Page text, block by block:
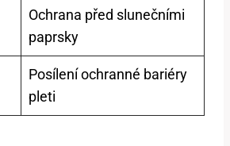
Ochrana před slunečními
paprsky
Posílení ochranné bariéry
pleti